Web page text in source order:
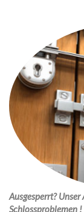
Ausgesperrt?
Schlossproblemen !